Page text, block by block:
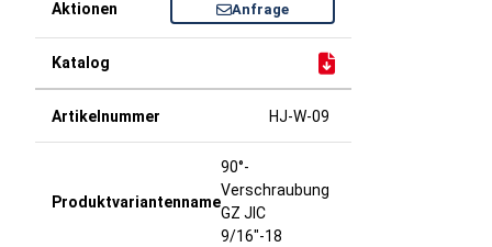
Anfrage
HJ-W-09
90°-
Verschraubung
GZ JIC
9/16"-18